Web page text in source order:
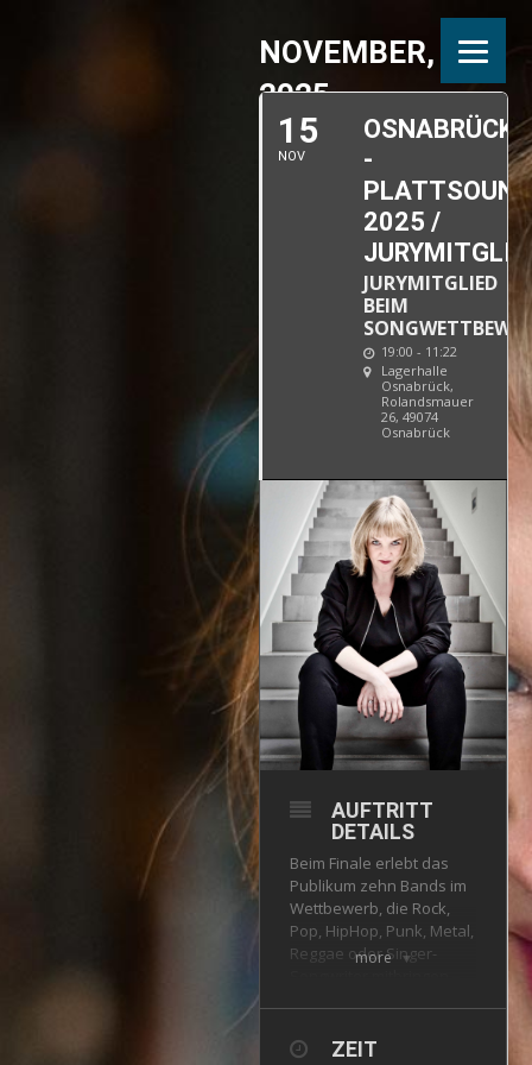
NOVEMBER,
2025
15
NOV
OSNABRÜCK
-
2025 /
JURYMITGLIED
BEIM
19:00 - 11:22
Lagerhalle
Osnabrück,
Rolandsmauer
26, 49074
Osnabrück
more
AUFTRITT
DETAILS
Beim Finale erlebt das
Publikum zehn Bands im
Wettbewerb, die Rock,
Pop, HipHop, Punk, Metal,
Reggae oder Singer-
Publikum und auch die
ZEIT